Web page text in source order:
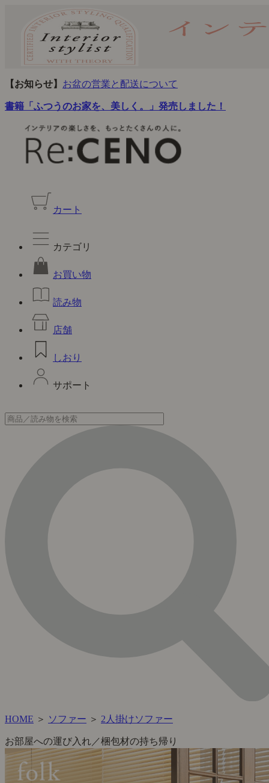
【お知らせ】 お盆の営業と配送について
書籍「ふつうのお家を、美しく。」発売しました！
カート
カテゴリ
お買い物
読み物
店舗
しおり
サポート
HOME ＞ ソファー ＞ 2人掛けソファー
お部屋への運び入れ／梱包材の持ち帰り